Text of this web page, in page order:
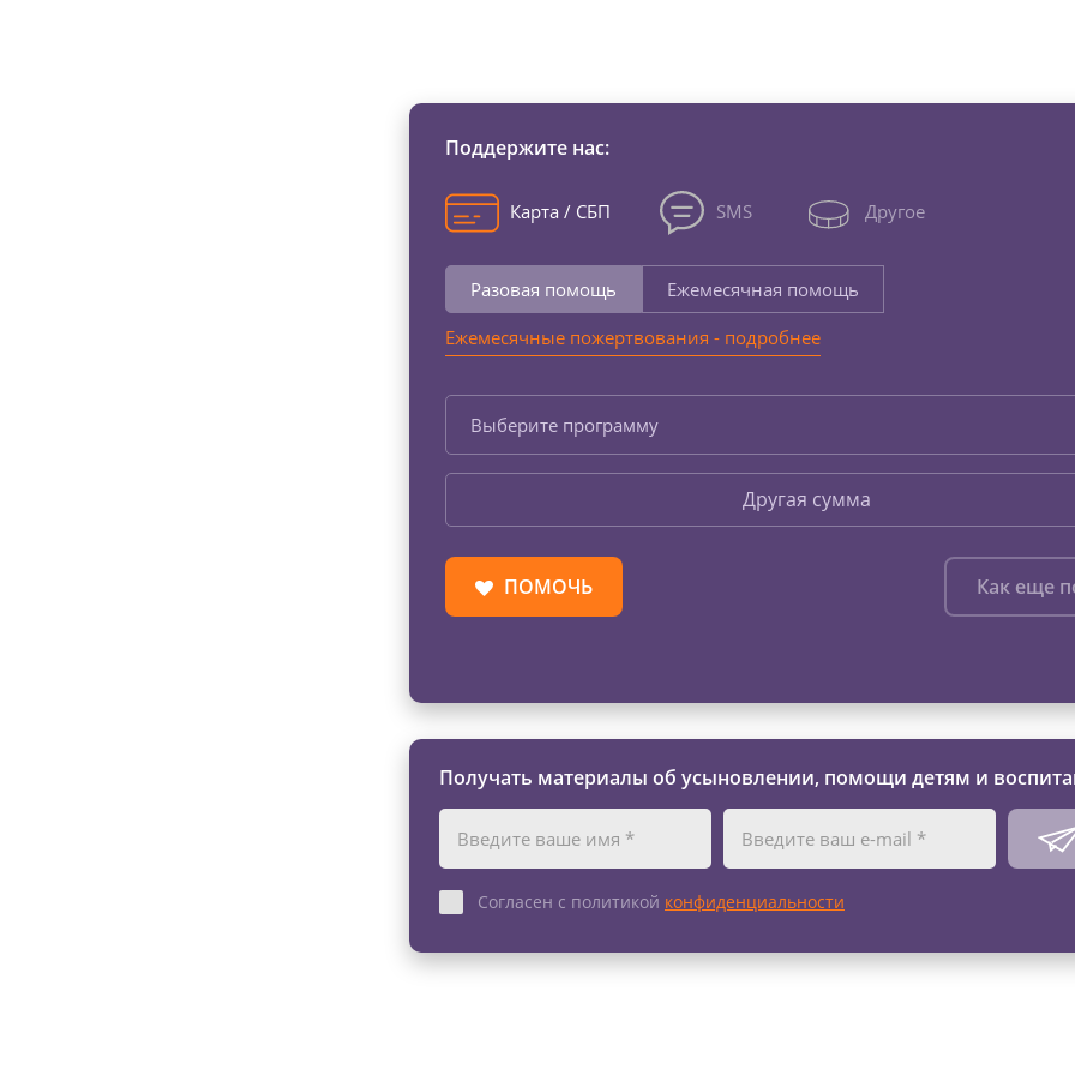
Поддержите нас:
Карта / СБП SMS Другое
Разовая помощь
Ежемесячная помощь
Ежемесячные пожертвования - подробнее
Выберите программу
Другая сумма
ПОМОЧЬ Как еще
Получать материалы об усыновлении, помощи детям и
Согласен с политикой конфиденциальности